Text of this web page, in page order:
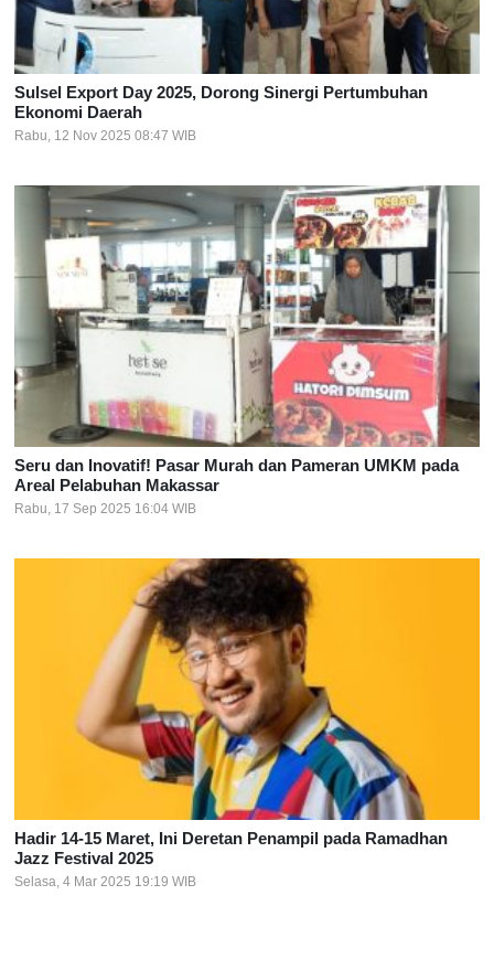
Sulsel Export Day 2025, Dorong Sinergi Pertumbuhan
Ekonomi Daerah
Rabu, 12 Nov 2025 08:47 WIB
Seru dan Inovatif! Pasar Murah dan Pameran UMKM pada
Areal Pelabuhan Makassar
Rabu, 17 Sep 2025 16:04 WIB
Hadir 14-15 Maret, Ini Deretan Penampil pada Ramadhan
Jazz Festival 2025
Selasa, 4 Mar 2025 19:19 WIB